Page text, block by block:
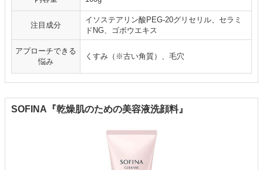
注目成分
イソステアリン酸PEG-20グリセリル、セラミ
ドNG、ゴボウエキス
アプローチできる
悩み
くすみ（※古い角質）、毛穴
SOFINA『乾燥肌のための美容液洗顔料』